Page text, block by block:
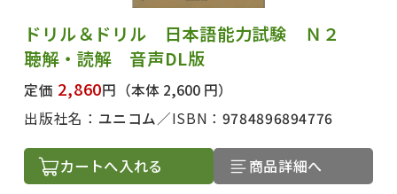
ドリル＆ドリル 日本語能力試験 Ｎ２
聴解・読解 音声DL版
定価 2,860円 （本体 2,600 円）
出版社名： ユニコム ISBN： 9784896894776
カートへ入れる 商品詳細へ